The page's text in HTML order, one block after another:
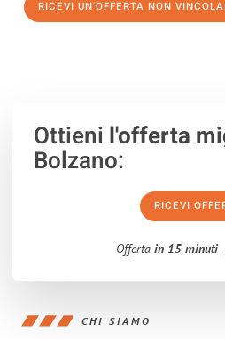
RICEVI UN'OFFERTA NON
Ottieni l'offerta
Bolzano:
RICEVI
Offerta in 15 minuti
CHI SIAMO